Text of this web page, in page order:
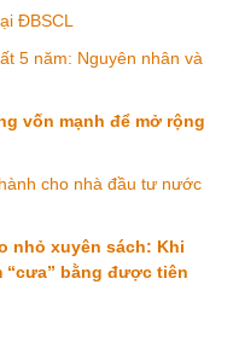
ĐBSCL
5 năm: Nguyên nhân và
vốn mạnh để mở rộng
cho nhà đầu tư nước
nhỏ xuyên sách: Khi
“cưa” bằng được tiên